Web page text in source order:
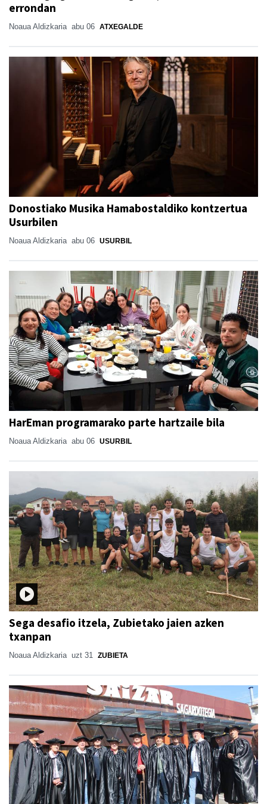
errondan
Noaua Aldizkaria abu 06 ATXEGALDE
Donostiako Musika Hamabostaldiko kontzertua
Usurbilen
Noaua Aldizkaria abu 06 USURBIL
HarEman programarako parte hartzaile bila
Noaua Aldizkaria abu 06 USURBIL
Sega desafio itzela, Zubietako jaien azken
txanpan
Noaua Aldizkaria uzt 31 ZUBIETA